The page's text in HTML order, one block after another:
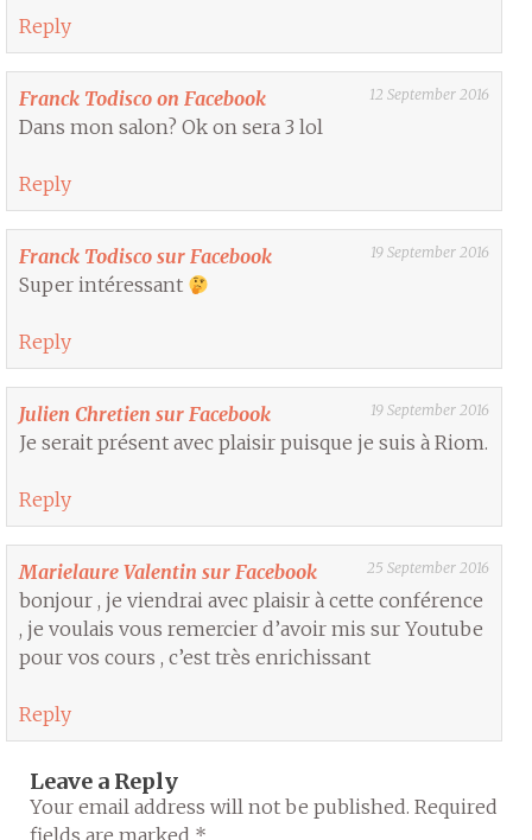
Reply
Franck Todisco on Facebook 12 September 2016
Dans mon salon? Ok on sera 3 lol
Reply
Franck Todisco sur Facebook 19 September 2016
Super intéressant
Reply
Julien Chretien sur Facebook 19 September 2016
Je serait présent avec plaisir puisque je suis à Riom.
Reply
Marielaure Valentin sur Facebook 25 September 2016
bonjour , je viendrai avec plaisir à cette conférence
, je voulais vous remercier d’avoir mis sur Youtube
pour vos cours , c’est très enrichissant
Reply
Leave a Reply
Your email address will not be published. Required
fields are marked *